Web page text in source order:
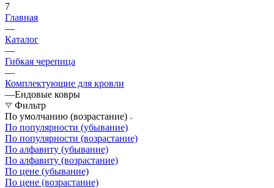
7
Главная
—
Каталог
—
Гибкая черепица
—
Комплектующие для кровли
—Ендовые ковры
Фильтр
По умолчанию (возрастание)
По популярности (убывание)
По популярности (возрастание)
По алфавиту (убывание)
По алфавиту (возрастание)
По цене (убывание)
По цене (возрастание)